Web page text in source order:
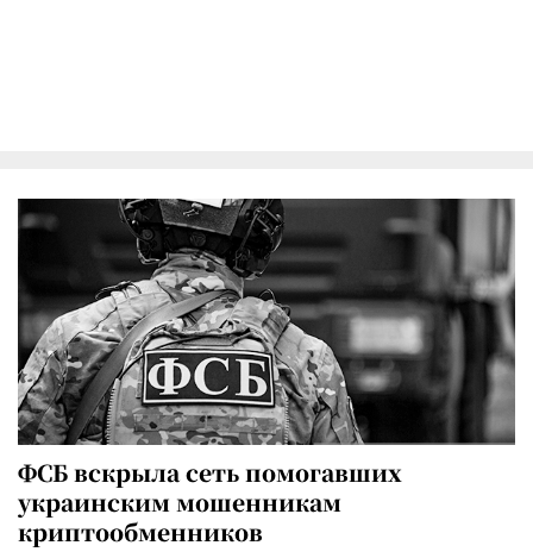
ФСБ вскрыла сеть помогавших
украинским мошенникам
криптообменников